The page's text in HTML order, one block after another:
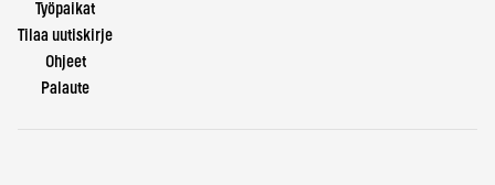
Työpaikat
Tilaa uutiskirje
Ohjeet
Palaute